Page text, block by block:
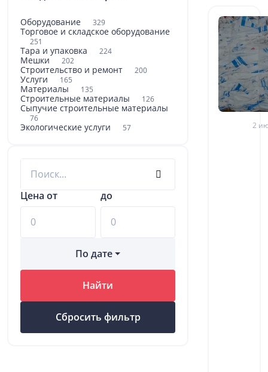
Оборудование 329
Торговое и складское оборудование
251
Тара и упаковка 224
Мешки 202
Строительство и ремонт 200
Услуги 165
Материалы 135
Строительные материалы 126
Сыпучие строительные материалы
76
Экологические услуги 57
Цена от до
По дате
Найти
Сбросить фильтр
2